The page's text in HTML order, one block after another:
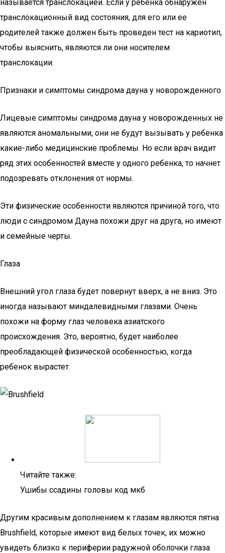
называется транслокацией. Если у ребенка обнаружен
транслокационный вид состояния, для его или ее
родителей также должен быть проведен тест на кариотип,
чтобы выяснить, являются ли они носителем
транслокации.
Признаки и симптомы синдрома дауна у новорожденного
Лицевые симптомы синдрома дауна у новорожденных не
являются аномальными, они не будут вызывать у ребенка
какие-либо медицинские проблемы. Но если врач видит
ряд этих особенностей вместе у одного ребенка, то начнет
подозревать отклонения от нормы.
Эти физические особенности являются причиной того, что
люди с синдромом Дауна похожи друг на друга, но имеют
и семейные черты.
Глаза
Внешний угол глаза будет повернут вверх, а не вниз. Это
иногда называют миндалевидными глазами. Очень
похожи на форму глаз человека азиатского
происхождения. Это, вероятно, будет наиболее
преобладающей физической особенностью, когда
ребенок вырастет.
Читайте также:
Ушибы ссадины головы код мкб
Другим красивым дополнением к глазам являются пятна
Brushfield, которые имеют вид белых точек, их можно
увидеть близко к периферии радужной оболочки глаза